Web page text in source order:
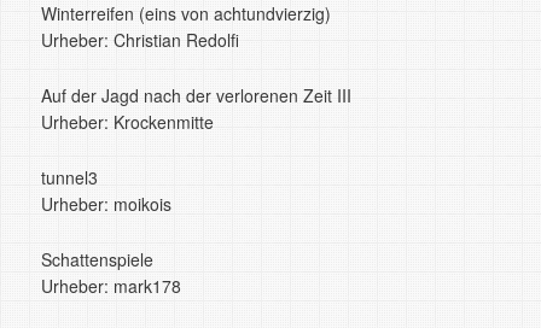
Winterreifen (eins von achtundvierzig)
Urheber: Christian Redolfi
Auf der Jagd nach der verlorenen Zeit III
Urheber: Krockenmitte
tunnel3
Urheber: moikois
Schattenspiele
Urheber: mark178